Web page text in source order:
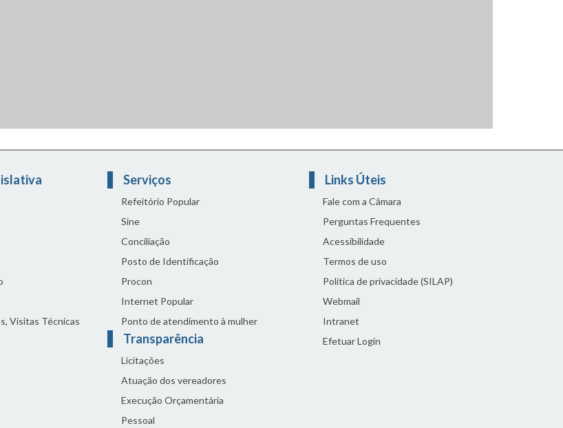
Visitas Técnicas
Serviços
Refeitório Popular
Sine
Conciliação
Posto de Identificação
Procon
Internet Popular
Ponto de atendimento à mulher
Transparência
Licitações
Atuação dos vereadores
Execução Orçamentária
Pessoal
Links Úteis
Fale com a Câmara
Perguntas Frequentes
Acessibilidade
Termos de uso
Política de privacidade (SILAP)
Webmail
Intranet
Efetuar Login